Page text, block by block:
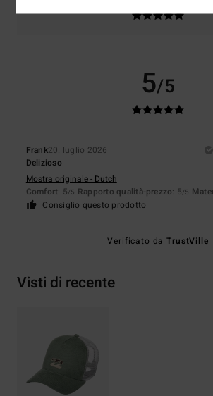
5/5
Frank20. luglio 2026
Delizioso
Mostra originale - Dutch
Comfort: 5/5 Rapporto qualità-prezzo: 5/5
Consiglio questo prodotto
Verificato daTrustVille
Visti di recente